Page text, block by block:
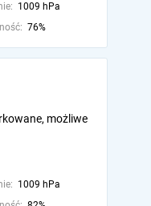
1009 hPa
76%
możliwe
1009 hPa